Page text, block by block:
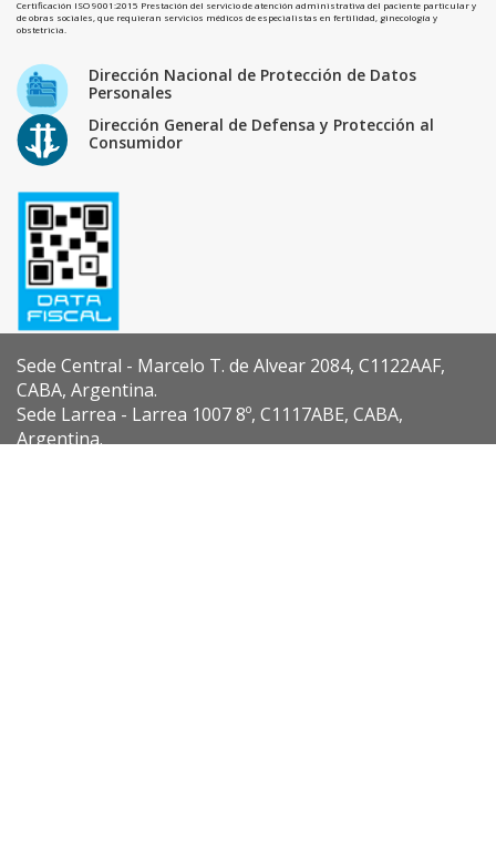
Certificación ISO 9001:2015 Prestación del servicio de atención administrativa del paciente particular y
de obras sociales, que requieran servicios médicos de especialistas en fertilidad, ginecología y
obstetricia.
Dirección Nacional de Protección de Datos
Personales
Dirección General de Defensa y Protección al
Consumidor
Sede Central - Marcelo T. de Alvear 2084, C1122AAF,
CABA, Argentina.
Sede Larrea - Larrea 1007 8º, C1117ABE, CABA,
Argentina.